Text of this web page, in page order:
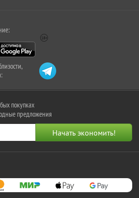
покупках
предложения